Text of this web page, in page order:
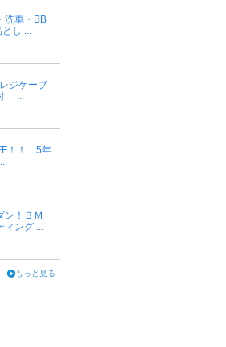
洗車・BB
し ...
ジケーブ
付 ...
！！ 5年
ン！ＢＭ
ィング ...
もっと見る